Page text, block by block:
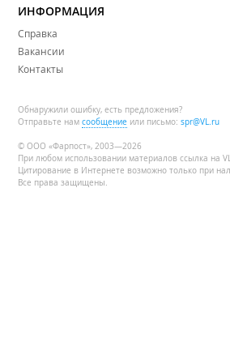
ИНФОРМАЦИЯ
Справка
Вакансии
Контакты
Обнаружили ошибку, есть предложения?
Отправьте нам сообщение или письмо: spr@VL.ru
© ООО «Фарпост», 2003—2026
При любом использовании материалов ссылка на
Цитирование в Интернете возможно только при
Все права защищены.